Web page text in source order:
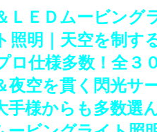
ＬＥＤムービング
照明｜天空を制す
ロ仕様多数！全３
夜空を貫く閃光サ
手様からも多数選